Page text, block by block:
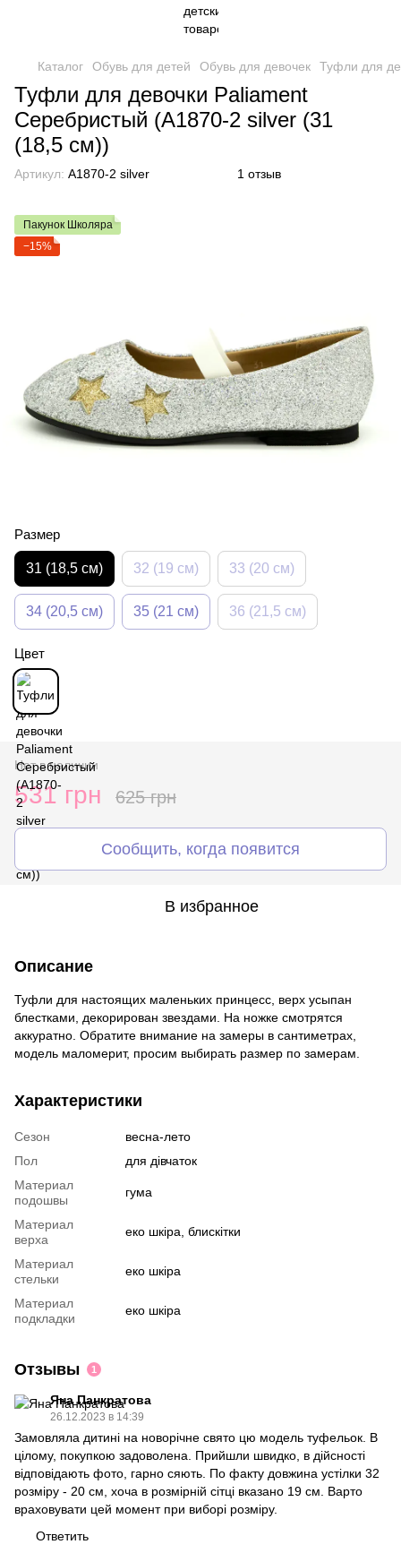
Каталог Обувь для детей Обувь для девочек Туфли для
Туфли для девочки Paliament
Серебристый (A1870-2 silver (31
(18,5 см))
Артикул: A1870-2 silver 1 отзыв
Пакунок Школяра
−15%
Размер
31 (18,5 см) 32 (19 см) 33 (20 см)
34 (20,5 см) 35 (21 см) 36 (21,5 см)
Цвет
Нет в наличии
531 грн 625 грн
Сообщить, когда появится
В избранное
Описание
Туфли для настоящих маленьких принцесс, верх усыпан
блестками, декорирован звездами. На ножке смотрятся
аккуратно. Обратите внимание на замеры в сантиметрах,
модель маломерит, просим выбирать размер по замерам.
Характеристики
Сезон
весна-лето
Пол
для дівчаток
Материал
подошвы
гума
Материал
верха
еко шкіра, блискітки
Материал
стельки
еко шкіра
Материал
подкладки
еко шкіра
Отзывы 1
Яна Панкратова
26.12.2023 в 14:39
Замовляла дитині на новорічне свято цю модель туфельок. В
цілому, покупкою задоволена. Прийшли швидко, в дійсності
відповідають фото, гарно сяють. По факту довжина устілки 32
розміру - 20 см, хоча в розмірній сітці вказано 19 см. Варто
враховувати цей момент при виборі розміру.
Ответить